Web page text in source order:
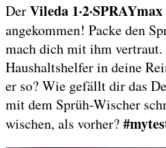
DerVileda
angekommen! Packe den
mach dich mit ihm
Haushaltshelfer in deine
er so? Wie gefällt dir das
mit dem Sprüh-Wischer
wischen, als vorher?